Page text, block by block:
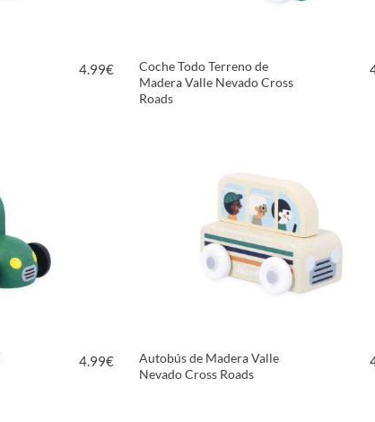
4.99€
Coche Todo Terreno de
Madera Valle Nevado Cross
Roads
4.99€
Autobús de Madera Valle
Nevado Cross Roads